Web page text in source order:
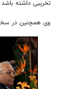
تخریبی داشته
وی همچنین در